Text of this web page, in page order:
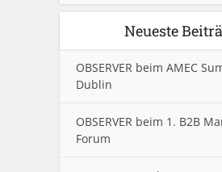
Neueste
OBSERVER beim AMEC
Dublin
OBSERVER beim 1. B2B
Forum